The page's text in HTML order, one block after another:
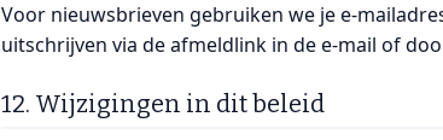
Voor nieuwsbrieven gebruiken we je
uitschrijven via de afmeldlink in de e‑mail of
12. Wijzigingen in dit beleid